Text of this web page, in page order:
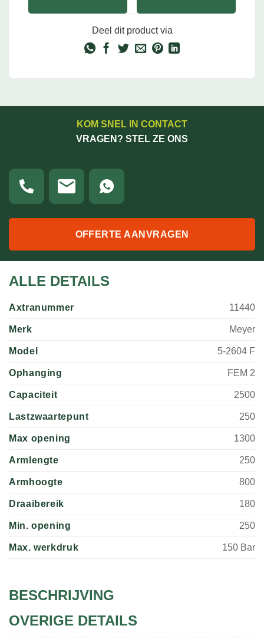
Deel dit product via
KOM SNEL IN CONTACT
VRAGEN? STEL ZE ONS
OFFERTE AANVRAGEN
ALLE DETAILS
Axtranummer 11440
Merk Meyer
Model 5-2604 F
Ophanging FEM 2
Capaciteit 2500
Lastzwaartepunt 250
Max opening 1300
Armlengte 250
Armhoogte 800
Draaibereik 180
Min. opening 250
Max. werkdruk 150 Bar
BESCHRIJVING
OVERIGE DETAILS